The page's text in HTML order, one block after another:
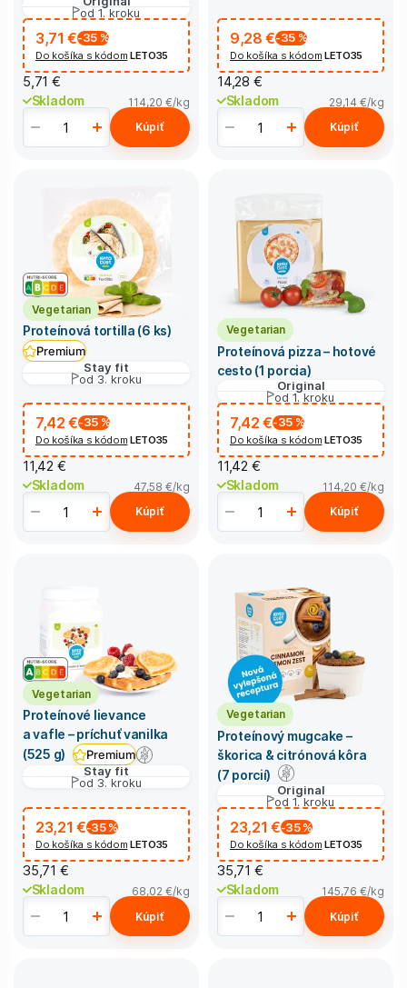
od 1. kroku
3,71 €-35 %
Do košíka s kódom LETO35
5,71 €
Skladom 114,20 €/kg
Kúpiť
9,28 €-35 %
Do košíka s kódom LETO35
14,28 €
Skladom 29,14 €/kg
Kúpiť
Vegetarian
Proteínová tortilla (6 ks)
Premium
Stay fit
od 3. kroku
7,42 €-35 %
Do košíka s kódom LETO35
11,42 €
Skladom 47,58 €/kg
Kúpiť
Vegetarian
Proteínová pizza – hotové
cesto (1 porcia)
Original
od 1. kroku
7,42 €-35 %
Do košíka s kódom LETO35
11,42 €
Skladom 114,20 €/kg
Kúpiť
Vegetarian
Proteínové lievance
a vafle – príchuť vanilka
(525 g)
Premium
Stay fit
od 3. kroku
23,21 €-35%
Do košíka s kódom LETO35
35,71 €
Skladom 68,02 €/kg
Kúpiť
Vegetarian
Proteínový mugcake –
škorica & citrónová kôra
(7 porcií)
Original
od 1. kroku
23,21 €-35%
Do košíka s kódom LETO35
35,71 €
Skladom 145,76 €/kg
Kúpiť